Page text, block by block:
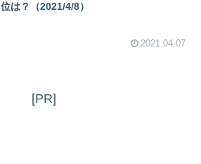
位は？（2021/4/8）
2021.04.07
[PR]